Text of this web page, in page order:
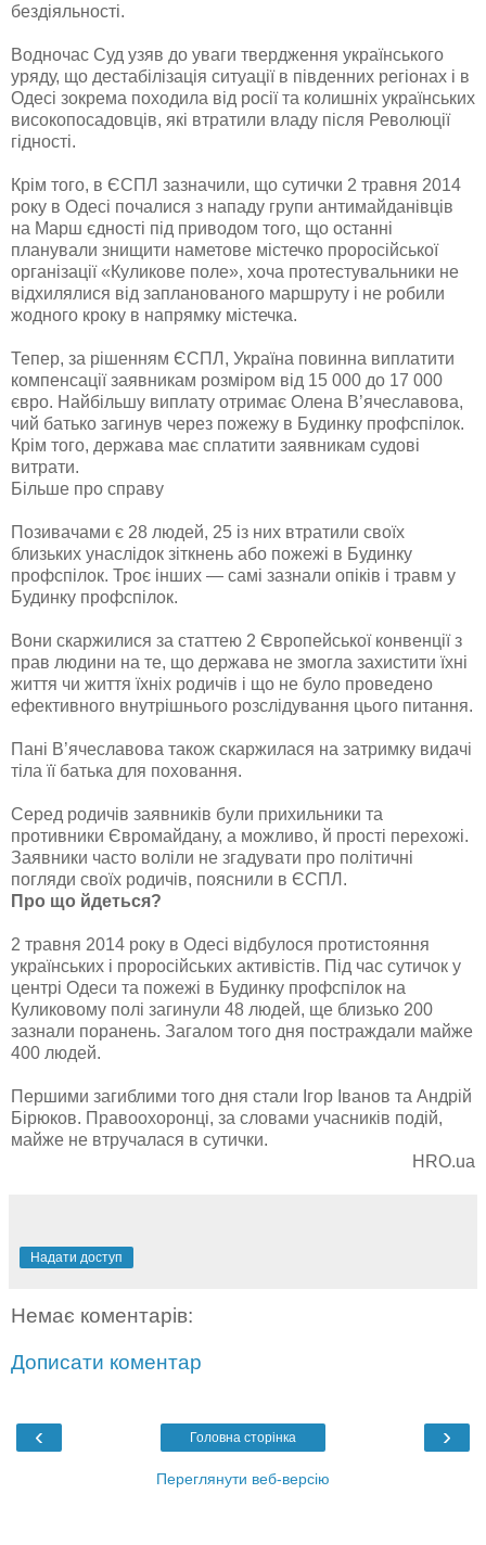
бездіяльності.
Водночас Суд узяв до уваги твердження українського
уряду, що дестабілізація ситуації в південних регіонах і в
Одесі зокрема походила від росії та колишніх українських
високопосадовців, які втратили владу після Революції
гідності.
Крім того, в ЄСПЛ зазначили, що сутички 2 травня 2014
року в Одесі почалися з нападу групи антимайданівців
на Марш єдності під приводом того, що останні
планували знищити наметове містечко проросійської
організації «Куликове поле», хоча протестувальники не
відхилялися від запланованого маршруту і не робили
жодного кроку в напрямку містечка.
Тепер, за рішенням ЄСПЛ, Україна повинна виплатити
компенсації заявникам розміром від 15 000 до 17 000
євро. Найбільшу виплату отримає Олена В’ячеславова,
чий батько загинув через пожежу в Будинку профспілок.
Крім того, держава має сплатити заявникам судові
витрати.
Більше про справу
Позивачами є 28 людей, 25 із них втратили своїх
близьких унаслідок зіткнень або пожежі в Будинку
профспілок. Троє інших — самі зазнали опіків і травм у
Будинку профспілок.
Вони скаржилися за статтею 2 Європейської конвенції з
прав людини на те, що держава не змогла захистити їхні
життя чи життя їхніх родичів і що не було проведено
ефективного внутрішнього розслідування цього питання.
Пані В’ячеславова також скаржилася на затримку видачі
тіла її батька для поховання.
Серед родичів заявників були прихильники та
противники Євромайдану, а можливо, й прості перехожі.
Заявники часто воліли не згадувати про політичні
погляди своїх родичів, пояснили в ЄСПЛ.
Про що йдеться?
2 травня 2014 року в Одесі відбулося протистояння
українських і проросійських активістів. Під час сутичок у
центрі Одеси та пожежі в Будинку профспілок на
Куликовому полі загинули 48 людей, ще близько 200
зазнали поранень. Загалом того дня постраждали майже
400 людей.
Першими загиблими того дня стали Ігор Іванов та Андрій
Бірюков. Правоохоронці, за словами учасників подій,
майже не втручалася в сутички.
HRO.ua
Надати доступ
Немає коментарів:
Дописати коментар
‹ ›
Головна сторінка
Переглянути веб-версію